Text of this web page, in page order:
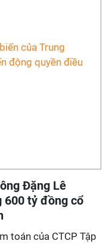
của Trung
động quyền điều
Đặng Lê
600 tỷ đồng cổ
toán của CTCP Tập